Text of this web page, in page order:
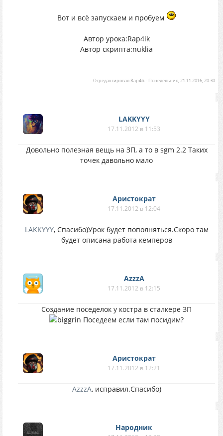
Вот и всё запускаем и пробуем
Автор урока:Rap4ik
Автор скрипта:nuklia
Отредактировал Rap4ik- Понедельник, 21.11.2016, 20:30
LAKKYYY
17.11.2012 в 11:53
Довольно полезная вещь на ЗП, а то в sgm 2.2 Таких
точек давольно мало
Аристократ
17.11.2012 в 12:04
LAKKYYY, Спасибо)Урок будет пополняться.Скоро там
будет описана работа кемперов
AzzzA
17.11.2012 в 12:15
Создание поседелок у костра в сталкере ЗП
Поседеем если там посидим?
Аристократ
17.11.2012 в 12:21
AzzzA, исправил.Спасибо)
Народник